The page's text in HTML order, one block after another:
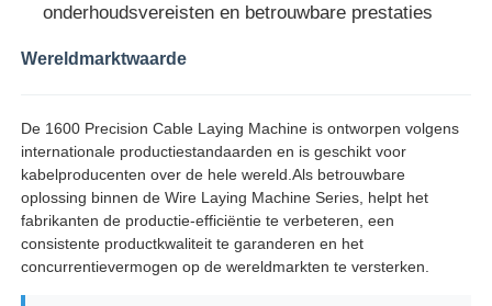
onderhoudsvereisten en betrouwbare prestaties
Wereldmarktwaarde
De 1600 Precision Cable Laying Machine is ontworpen volgens
internationale productiestandaarden en is geschikt voor
kabelproducenten over de hele wereld.Als betrouwbare
oplossing binnen de Wire Laying Machine Series, helpt het
fabrikanten de productie-efficiëntie te verbeteren, een
consistente productkwaliteit te garanderen en het
concurrentievermogen op de wereldmarkten te versterken.